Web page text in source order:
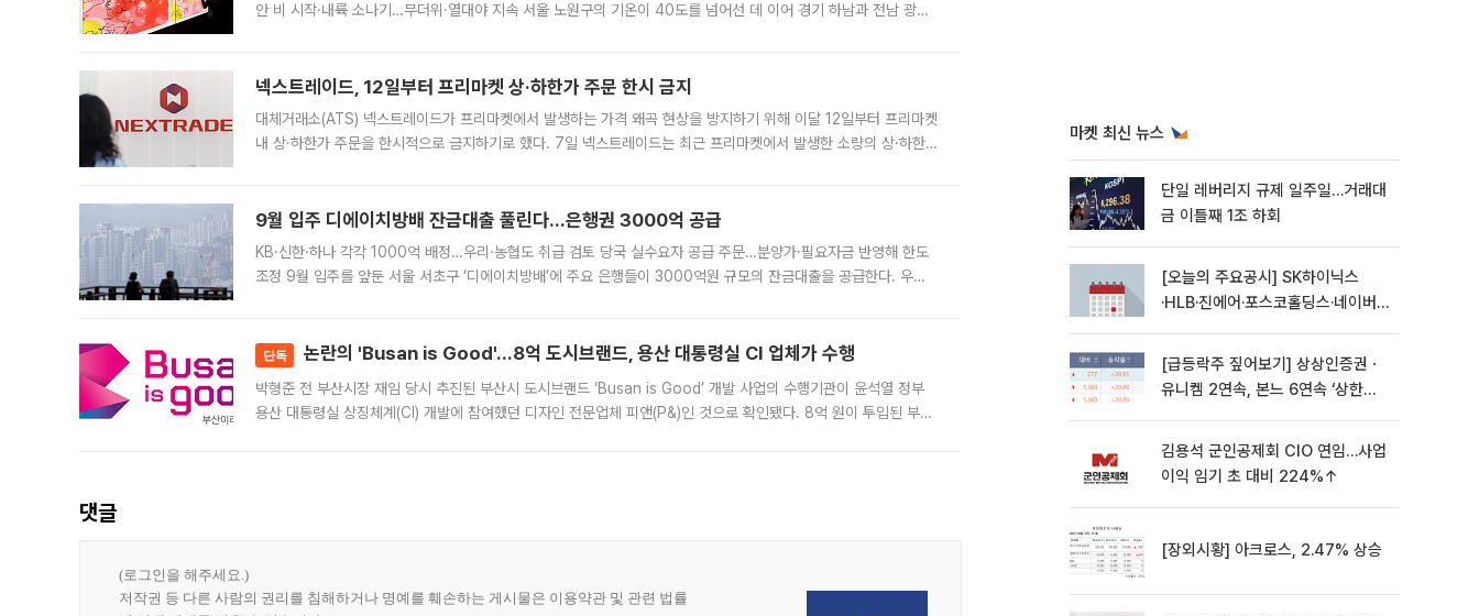
안 비 시작·내륙 소나기…무더위·열대야 지속 서울 노원구의 기온이 40도를 넘어선 데 이어 경기 하남과 전남 광양
넥스트레이드, 12일부터 프리마켓 상·하한가 주문 한시 금지
대체거래소(ATS) 넥스트레이드가 프리마켓에서 발생하는 가격 왜곡 현상을 방지하기 위해 이달 12일부터 프리마켓
내 상·하한가 주문을 한시적으로 금지하기로 했다. 7일 넥스트레이드는 최근 프리마켓에서 발생한 소량의 상·하한
9월 입주 디에이치방배 잔금대출 풀린다…은행권 3000억 공급
KB·신한·하나 각각 1000억 배정…우리·농협도 취급 검토 당국 실수요자 공급 주문…분양가·필요자금 반영해 한도
조정 9월 입주를 앞둔 서울 서초구 ‘디에이치방배’에 주요 은행들이 3000억원 규모의 잔금대출을 공급한다. 우리
단독 논란의 'Busan is Good'…8억 도시브랜드, 용산 대통령실 CI 업체가 수행
박형준 전 부산시장 재임 당시 추진된 부산시 도시브랜드 ‘Busan is Good’ 개발 사업의 수행기관이 윤석열 정부
용산 대통령실 상징체계(CI) 개발에 참여했던 디자인 전문업체 피앤(P&)인 것으로 확인됐다. 8억 원이 투입된 부산
댓글
마켓 최신 뉴스
단일 레버리지 규제 일주일…거래대
금 이틀째 1조 하회
[오늘의 주요공시] SK하이닉스
·HLB·진에어·포스코홀딩스·네이버·
[급등락주 짚어보기] 상상인증권ㆍ
유니켐 2연속, 본느 6연속 ‘상한
김용석 군인공제회 CIO 연임…사업
이익 임기 초 대비 224%↑
[장외시황] 아크로스, 2.47% 상승